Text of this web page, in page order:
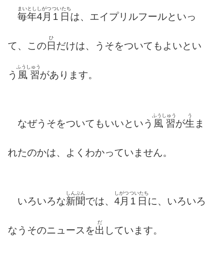
毎年
まいとし
4月
しがつ
1日
ついたち
は、エイプリルフールといっ
て、この 日
ひ
だけは、うそをついてもよいとい
う 風習
ふうしゅう
があります。
なぜうそをついてもいいという 風習
ふうしゅう
が生
う
ま
れたのかは、よくわかっていません。
いろいろな新聞
しんぶん
では、 4月
しがつ
1日
ついたち
に、いろいろ
なうそのニュースを出
だ
しています。